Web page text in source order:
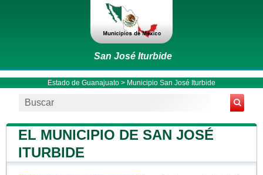
San José Iturbide
Estado de Guanajuato > Municipio San José Iturbide
EL MUNICIPIO DE SAN JOSÉ
ITURBIDE